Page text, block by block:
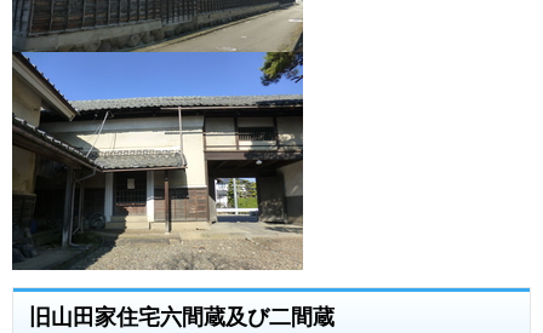
旧山田家住宅六間蔵及び二間蔵